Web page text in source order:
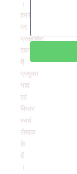
हमरंग
पर
प्रकाशित
रचनाओं
में
प्रयुक्त
भाव
एवं
विचार
स्वयं
लेखक
के
हैं